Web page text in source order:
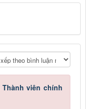
Thành viên chính